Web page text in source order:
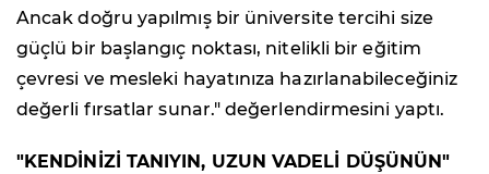
Ancak doğru yapılmış bir üniversite tercihi size
güçlü bir başlangıç noktası, nitelikli bir eğitim
çevresi ve mesleki hayatınıza hazırlanabileceğiniz
değerli fırsatlar sunar." değerlendirmesini yaptı.
"KENDİNİZİ TANIYIN, UZUN VADELİ DÜŞÜNÜN"